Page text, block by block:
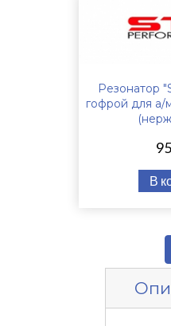
Резонатор
гофрой для а/
В